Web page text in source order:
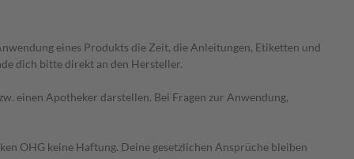
eines Produkts die Zeit, die Anleitungen, Etiketten und
dich bitte direkt an den Hersteller.
einen Apotheker darstellen. Bei Fragen zur Anwendung,
OHG keine Haftung. Deine gesetzlichen Ansprüche bleiben